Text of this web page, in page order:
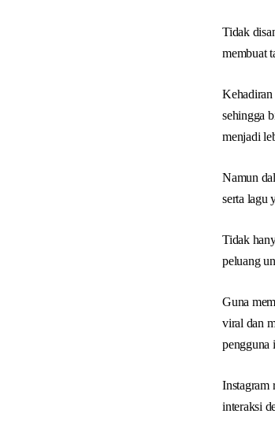
Tidak
membuat
Kehadiran
sehingga
menjadi
Namun
serta lagu
Tidak
peluang
Guna
viral dan
pengguna
Instagram
interaksi